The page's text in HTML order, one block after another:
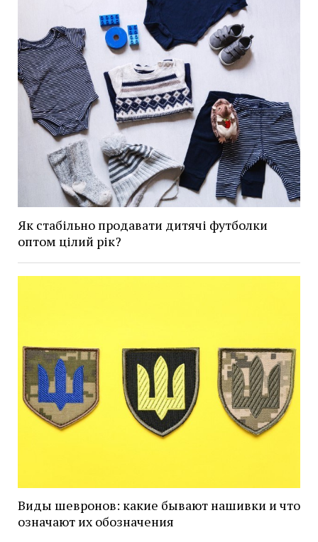
Як стабільно продавати дитячі футболки
оптом цілий рік?
Виды шевронов: какие бывают нашивки и что
означают их обозначения